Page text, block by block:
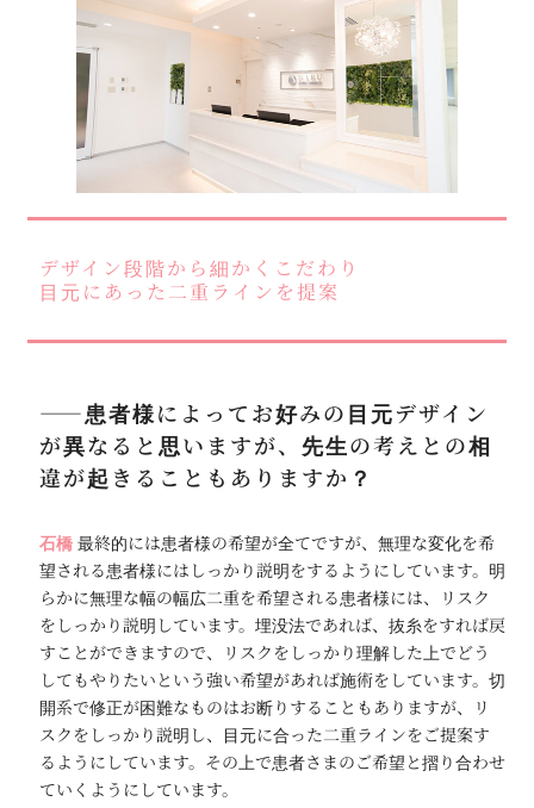
デザイン段階から細かくこだわり
目元にあった二重ラインを提案
――患者様によってお好みの目元デザイン
が異なると思いますが、先生の考えとの相
違が起きることもありますか？
石橋最終的には患者様の希望が全てですが、無理な変化を希
望される患者様にはしっかり説明をするようにしています。明
らかに無理な幅の幅広二重を希望される患者様には、リスク
をしっかり説明しています。埋没法であれば、抜糸をすれば戻
すことができますので、リスクをしっかり理解した上でどう
してもやりたいという強い希望があれば施術をしています。切
開系で修正が困難なものはお断りすることもありますが、リ
スクをしっかり説明し、目元に合った二重ラインをご提案す
るようにしています。その上で患者さまのご希望と摺り合わせ
ていくようにしています。